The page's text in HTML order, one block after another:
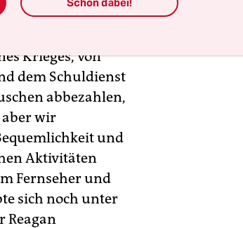
Krieges, von
dem Schuldienst
abbezahlen,
aber wir
und
Aktivitäten
Fernseher und
sich noch unter
Reagan